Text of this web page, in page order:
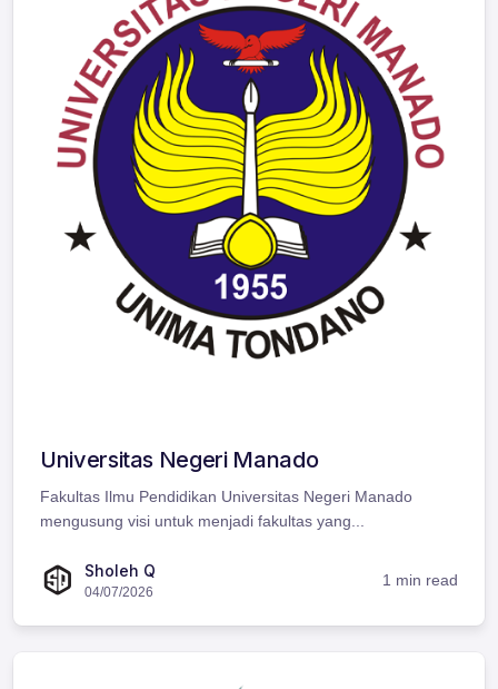
Universitas Negeri Manado
Fakultas Ilmu Pendidikan Universitas Negeri Manado
mengusung visi untuk menjadi fakultas yang...
Sholeh Q
04/07/2026
1 min read